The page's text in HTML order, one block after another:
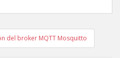
del broker MQTT Mosquitto